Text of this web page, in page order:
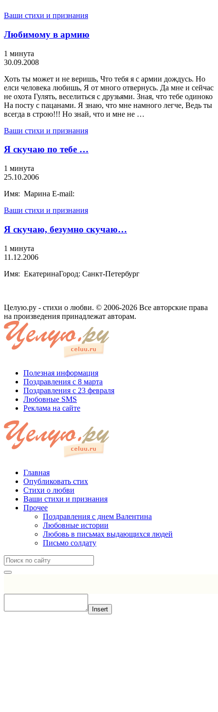
Ваши стихи и признания
Любимому в армию
1 минута
30.09.2008
Хоть ты может и не веришь, Что тебя я с армии дождусь. Но
елси человека любишь, Я от много отвернусь. Да мне и сейчас
не охота Гулять, веселиться с друзьями. Зная, что тебе одиноко
На посту с пацанами. Я знаю, что мне намного легче, Ведь ты
всегда в строю!!! Но знай, что и мне не …
Ваши стихи и признания
Я скучаю по тебе …
1 минута
25.10.2006
Имя: Марина E-mail:
Ваши стихи и признания
Я скучаю, безумно скучаю…
1 минута
11.12.2006
Имя: ЕкатеринаГород: Санкт-Петербург
Целую.ру - стихи о любви. © 2006-2026 Все авторские права
на произведения принадлежат авторам.
Полезная информация
Поздравления с 8 марта
Поздравления с 23 февраля
Любовные SMS
Реклама на сайте
Главная
Опубликовать стих
Стихи о любви
Ваши стихи и признания
Прочее
Поздравления с днем Валентина
Любовные истории
Любовь в письмах выдающихся людей
Письмо солдату
Insert